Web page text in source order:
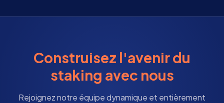
Construisez l'avenir du
staking avec nous
Rejoignez notre équipe dynamique et entièrement